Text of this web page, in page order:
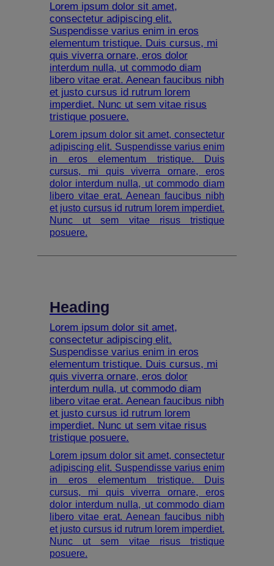
Lorem ipsum dolor sit amet,
consectetur adipiscing elit.
Suspendisse varius enim in eros
elementum tristique. Duis cursus, mi
quis viverra ornare, eros dolor
interdum nulla, ut commodo diam
libero vitae erat. Aenean faucibus nibh
et justo cursus id rutrum lorem
imperdiet. Nunc ut sem vitae risus
tristique posuere.
Lorem ipsum dolor sit amet, consectetur
adipiscing elit. Suspendisse varius enim
in eros elementum tristique. Duis
cursus, mi quis viverra ornare, eros
dolor interdum nulla, ut commodo diam
libero vitae erat. Aenean faucibus nibh
et justo cursus id rutrum lorem imperdiet.
Nunc ut sem vitae risus tristique
posuere.
Heading
Lorem ipsum dolor sit amet,
consectetur adipiscing elit.
Suspendisse varius enim in eros
elementum tristique. Duis cursus, mi
quis viverra ornare, eros dolor
interdum nulla, ut commodo diam
libero vitae erat. Aenean faucibus nibh
et justo cursus id rutrum lorem
imperdiet. Nunc ut sem vitae risus
tristique posuere.
Lorem ipsum dolor sit amet, consectetur
adipiscing elit. Suspendisse varius enim
in eros elementum tristique. Duis
cursus, mi quis viverra ornare, eros
dolor interdum nulla, ut commodo diam
libero vitae erat. Aenean faucibus nibh
et justo cursus id rutrum lorem imperdiet.
Nunc ut sem vitae risus tristique
posuere.